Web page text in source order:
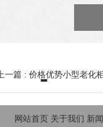
上一篇 : 价格优势小型老化
网站首页 关于我们 新